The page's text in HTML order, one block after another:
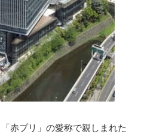
赤プリ」の愛称で親しまれた